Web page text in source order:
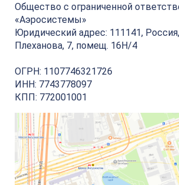
Общество с ограниченной
«Аэросистемы»
Юридический адрес: 111141,
Плеханова, 7, помещ. 16Н/4
ОГРН: 1107746321726
ИНН: 7743778097
КПП: 772001001